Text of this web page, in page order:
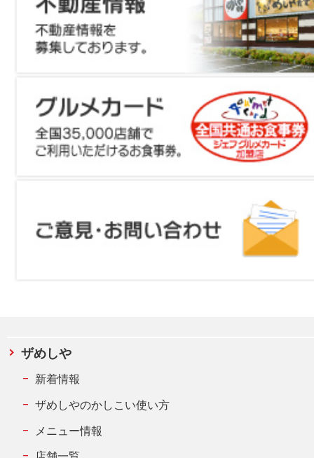
ザめしや
新着情報
ザめしやのかしこい使い方
メニュー情報